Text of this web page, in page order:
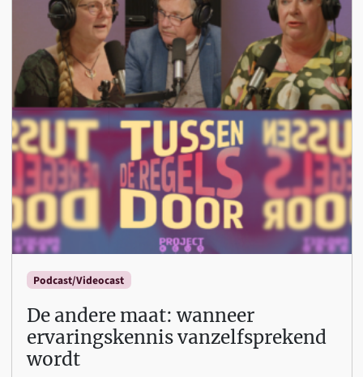
Podcast/Videocast
De andere maat: wanneer
ervaringskennis vanzelfsprekend
wordt